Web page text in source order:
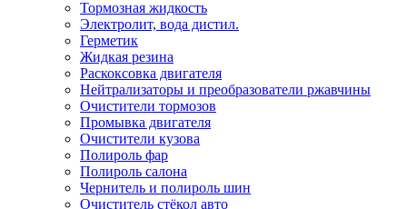
Тормозная жидкость
Электролит, вода дистил.
Герметик
Жидкая резина
Раскоксовка двигателя
Нейтрализаторы и преобразователи ржавчины
Очистители тормозов
Промывка двигателя
Очистители кузова
Полироль фар
Полироль салона
Чернитель и полироль шин
Очиститель стёкол авто